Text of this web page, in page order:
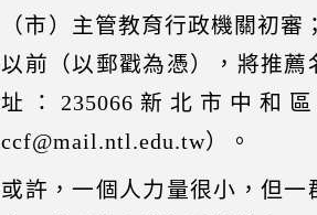
（市）主管教育行政機關初
以前（以郵戳為憑），將推
址：235066新北市中和
ccf@mail.ntl.edu.tw）。
或許，一個人力量很小，但